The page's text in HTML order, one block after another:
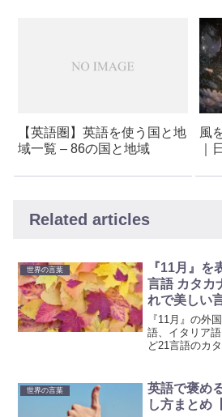
【英語圏】英語を使う国と地
域一覧 – 86の国と地域
風
｜
Related articles
世界の言葉
『11月』を
言語 カタカ
れで美しい
タリア語・
ど
『11月』の外
語、イタリア
ど21言語のカ
やキャラクタ
で美しい言葉
います。あな
レーションを。
世界の言葉
英語で褒め
し方まとめ